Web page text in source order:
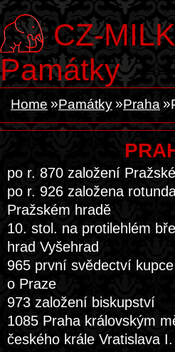
CZ-
Památky
Home Památky Praha
po r. 870 založení
po r. 926 založena
Pražském hradě
10. stol. na protilehlém
hrad Vyšehrad
965 první svědectví
o Praze
973 založení biskupství
1085 Praha královským
českého krále Vratislava I.